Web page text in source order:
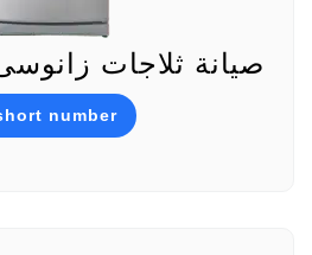
صيانة ثلاجات
number